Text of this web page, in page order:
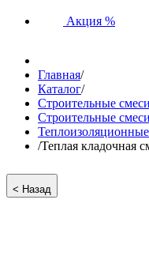
Акция %
Главная/
Каталог/
Строительные смеси
Строительные
/Теплая кладочная